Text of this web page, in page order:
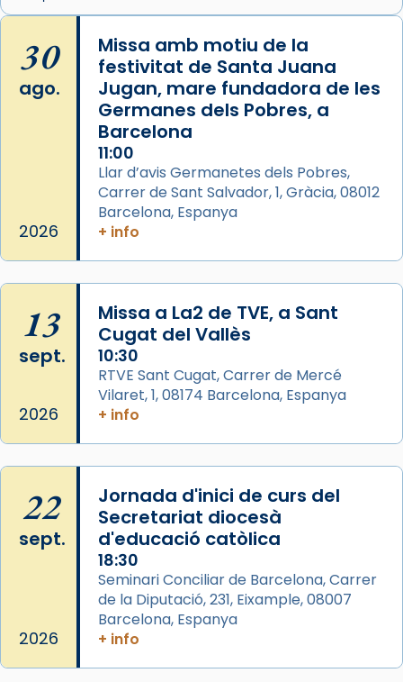
Memòria de les santes Juliana i
Semproniana, verges i màrtirs.
Acompanyant la història de sant Cugat, a
partir de l’Edat Mitjana sorgeix la tradició
que les santes Juliana (“relatiu a Júlia”) i
Semproniana (“relatiu a Semprònia =
eterna”) són deixebles seves. I l’any 1667, el
frare Joan Gaspar Roig, afirma en una obra
que les santes són filles de l’antiga Iluro.
Mataró en reivindicarà les relíq
View on Facebook
Arquebisbat de Barcelona
2 weeks ago
Jaume, fill de Zebedeu, és juntament amb el
seu germà Joan i Pere un dels que
acompanyava més de prop Jesús.
apòstol màrtir, decapitat a Jerusalem per
Herodes Agripa (vers l'any 44).
Patró de Galícia, després de les invasions
musulmanes fou venerat com a patró dels
Regnes castellans i més tard de tota
30
ago.
2026
Missa amb motiu de la
festivitat de Santa Juana
Jugan, mare fundadora de les
Germanes dels Pobres, a
Barcelona
11:00
Llar d’avis Germanetes dels Pobres,
Carrer de Sant Salvador, 1, Gràcia, 08012
Barcelona, Espanya
+ info
13
sept.
2026
Missa a La2 de TVE, a Sant
Cugat del Vallès
10:30
RTVE Sant Cugat, Carrer de Mercé
Vilaret, 1, 08174 Barcelona, Espanya
+ info
22
sept.
2026
Jornada d'inici de curs del
Secretariat diocesà
d'educació catòlica
18:30
Seminari Conciliar de Barcelona, Carrer
de la Diputació, 231, Eixample, 08007
Barcelona, Espanya
+ info